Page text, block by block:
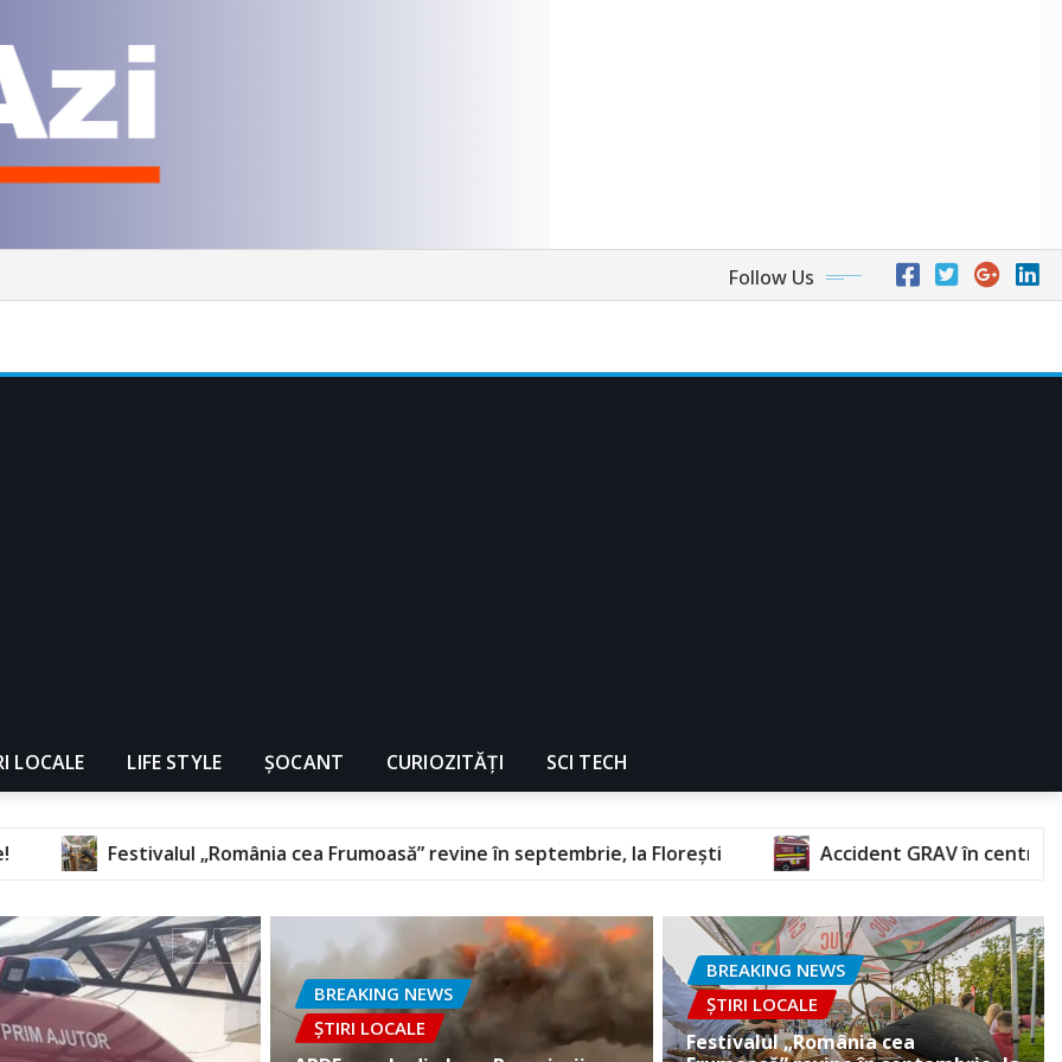
Follow Us
LOCALE LIFE STYLE ȘOCANT CURIOZITĂȚI SCI TECH
cea Frumoasă” revine în septembrie, la Florești Accident GRAV în centrul orașului. O femeie a
BREAKING NEWS
ȘTIRI LOCALE
BREAKING NEWS
ȘTIRI LOCALE
Festivalul „România cea